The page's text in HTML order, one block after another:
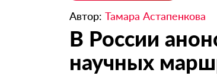
Автор: Тамара Астапенкова
В России
научных